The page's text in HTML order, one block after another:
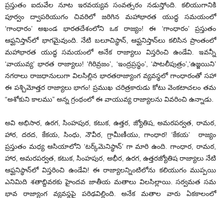
ప్రస్తుతం ఐదువేల నూట ఇరవయ్యవ సంవత్సరం నడుస్తోంది. కలియుగానికి
పూర్వం ద్వాపరియుగం చివరిలో జరిగిన మహాభారత యుద్ధ సమయంలో
‘గాంధారం’ అఖండ భారతదేశంలోని ఒక రాజ్యం! ఈ ‘గాంధారం’ ప్రస్తుతం
ఆఫ్ఘనిస్తాన్‌లో భాగమైవుంది. నేటి బలూచిస్థాన్, ఆఫ్ఘనిస్తాన్‌లు కలిసిన ప్రాంతంలో
మహాభారత యుద్ధ సమయంలో అనేక రాజ్యాలు విస్తరించి ఉండేవి. ఇవన్నీ
‘వాయువ్య’ భారత రాజ్యాలు! ‘గిరివ్రజం’, ‘ఇంద్రప్రస్థం’, ‘పాటలీపుత్రం’,‘ఉజ్జయిని’
నగరాలు రాజధానులుగా విలసిల్లిన భారతరాజ్యాంగ వ్యవస్థలో గాంధారంతో సహా
ఈ పశ్చిమోత్తర రాజ్యాలు భాగం! ప్రముఖ చరిత్రకారుడు కోటు వెంకటాచలం తమ
“అశోకుని కాలము” అన్న గ్రంథంలో ఈ వాయువ్య రాజ్యాలను వివరించి ఉన్నాడు.
అవి అభిసార, ఉరగ, సింహపుర, కటుక, ఉత్తర, జ్యోతిష, అమరపర్వత, రామఠ,
హార, దరద, కేకయ, సింధు, నౌవీర, గ్రామీణీయు, గాంధార! ‘కేకయ’ రాజ్యం
ప్రస్తుతం మధ్య ఆసియాలోని ‘టర్క్‌మెనిస్థాన్’ గా మారి ఉంది. గాంధార, రామఠ,
హార, అమరపర్వత, కటుక, సింహపుర, అభీర, ఉరగ, ఉత్తరజ్యోతిష రాజ్యాలు నేటి
ఆఫ్ఘనిస్థాన్‌లో విస్తరించి ఉండేవి! ఈ రాజ్యాలన్నింటిలోను కలియుగం ముప్పయి
ఎనిమిది శతాబ్దివరకు హైందవ జాతీయ మతాలు విలసిల్లాయి. సర్వమత సమ
భావ రాజ్యాంగ వ్యవస్థపై పరిఢవిల్లింది. అనేక మతాల వారు ఏకకాలంలో